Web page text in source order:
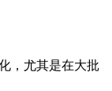
，尤其是在大批